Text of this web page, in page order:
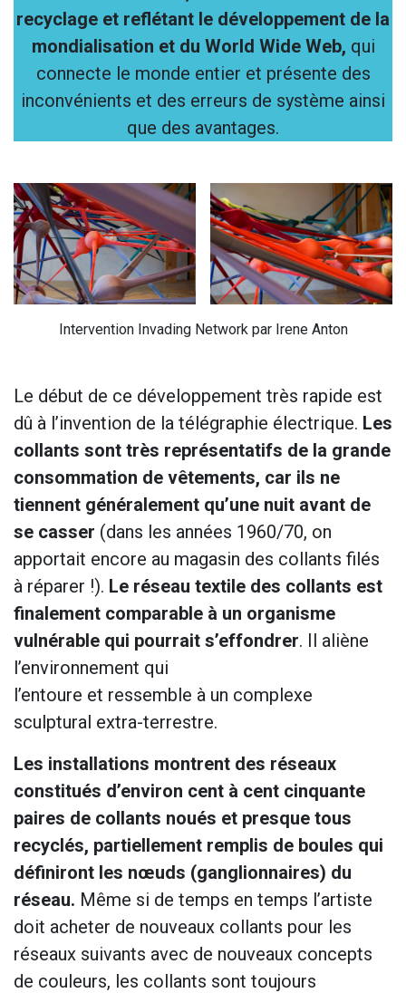
ADULTES
PRIVÉS
PÉRIODES
recyclage et reflétant le développement de la
mondialisation et du World Wide Web, qui
connecte le monde entier et présente des
inconvénients et des erreurs de système ainsi
que des avantages.
Intervention Invading Network par Irene Anton
Le début de ce développement très rapide est
dû à l’invention de la télégraphie électrique. Les
collants sont très représentatifs de la grande
consommation de vêtements, car ils ne
tiennent généralement qu’une nuit avant de
se casser (dans les années 1960/70, on
apportait encore au magasin des collants filés
à réparer !). Le réseau textile des collants est
finalement comparable à un organisme
vulnérable qui pourrait s’effondrer. Il aliène
l’environnement qui
l’entoure et ressemble à un complexe
sculptural extra-terrestre.
Les installations montrent des réseaux
constitués d’environ cent à cent cinquante
paires de collants noués et presque tous
recyclés, partiellement remplis de boules qui
définiront les nœuds (ganglionnaires) du
réseau. Même si de temps en temps l’artiste
doit acheter de nouveaux collants pour les
réseaux suivants avec de nouveaux concepts
de couleurs, les collants sont toujours